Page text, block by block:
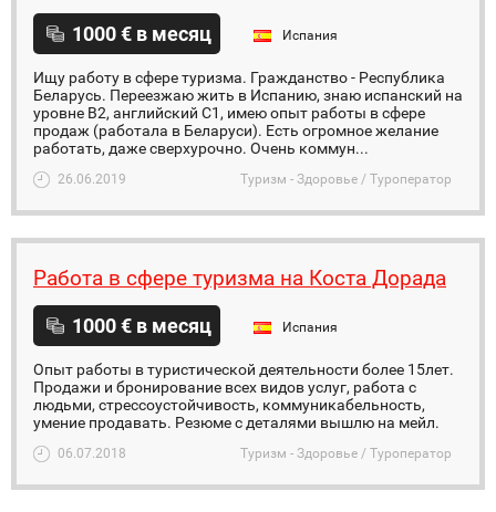
1000 € в месяц Испания
Ищу работу в сфере туризма. Гражданство - Республика
Беларусь. Переезжаю жить в Испанию, знаю испанский на
уровне В2, английский С1, имею опыт работы в сфере
продаж (работала в Беларуси). Есть огромное желание
работать, даже сверхурочно. Очень коммун...
26.06.2019 Туризм - Здоровье / Туроператор
Работа в сфере туризма на Коста Дорада
1000 € в месяц Испания
Опыт работы в туристической деятельности более 15лет.
Продажи и бронирование всех видов услуг, работа с
людьми, стрессоустойчивость, коммуникабельность,
умение продавать. Резюме с деталями вышлю на мейл.
06.07.2018 Туризм - Здоровье / Туроператор